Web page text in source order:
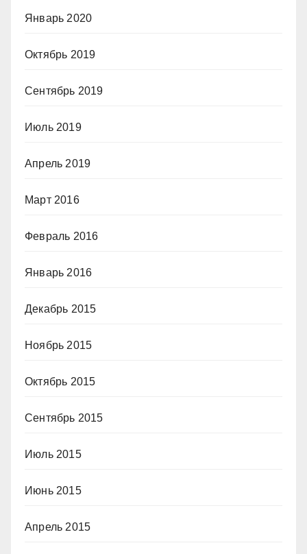
Январь 2020
Октябрь 2019
Сентябрь 2019
Июль 2019
Апрель 2019
Март 2016
Февраль 2016
Январь 2016
Декабрь 2015
Ноябрь 2015
Октябрь 2015
Сентябрь 2015
Июль 2015
Июнь 2015
Апрель 2015